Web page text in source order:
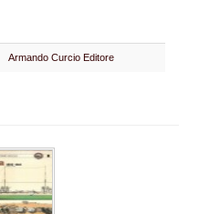
Armando Curcio Editore